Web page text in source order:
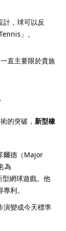
計，球可以反
」。
直主要限於貴族
的突破， 新型橡
爾德（Major
為
型網球遊戲。他
利。
演變成今天標準